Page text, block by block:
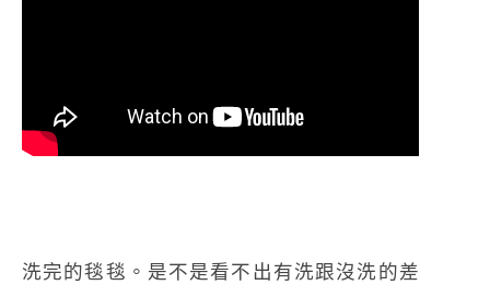
洗完的毯毯。是不是看不出有洗跟沒洗的差